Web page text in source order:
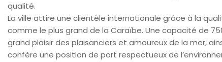
qualité.
La ville attire une clientèle internationale grâce à la
comme le plus grand de la Caraïbe. Une capacité de
grand plaisir des plaisanciers et amoureux de la mer,
confère une position de port respectueux de